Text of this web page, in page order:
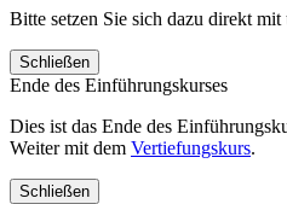
Bitte setzen Sie sich dazu direkt
Schließen
Ende des Einführungskurses
Dies ist das Ende des
Weiter mit dem Vertiefungskurs.
Schließen